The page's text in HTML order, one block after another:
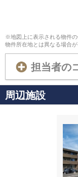
※地図上に表示される物件
物件所在地とは異なる場合が
担当者の
周辺施設